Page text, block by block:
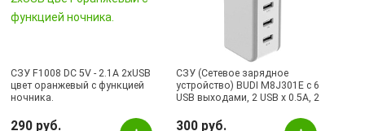
СЗУ F1008 DC 5V - 2.1A 2xUSB
цвет оранжевый с функцией
ночника.
290 руб.
СЗУ (Сетевое зарядное
устройство) BUDI M8J301E c 6
USB выходами, 2 USB x 0.5A, 2
белый | ВСЁ ПО 300
300 руб.